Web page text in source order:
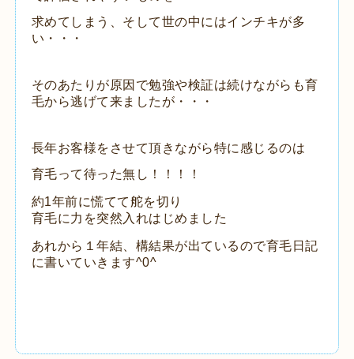
求めてしまう、そして世の中にはインチキが多
い・・・
そのあたりが原因で勉強や検証は続けながらも育
毛から逃げて来ましたが・・・
長年お客様をさせて頂きながら特に感じるのは
育毛って待った無し！！！！
約1年前に慌てて舵を切り
育毛に力を突然入れはじめました
あれから１年結、構結果が出ているので育毛日記
に書いていきます^0^